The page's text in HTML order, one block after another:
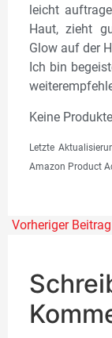
leicht
Haut, zieht
Glow auf der
Ich bin
Keine
Letzte
Amazon Product
Vorheriger Beitrag